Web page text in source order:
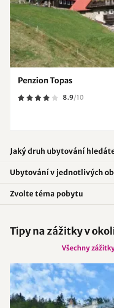
Penzion Topas
8.9/10
Jaký druh ubytování
Ubytování v jednotlivých
Zvolte téma pobytu
Tipy na zážitky v
Všechny